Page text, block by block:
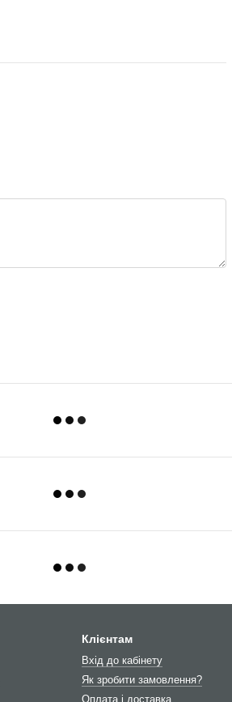
Клієнтам
Вхід до кабінету
Як зробити замовлення?
Оплата і доставка